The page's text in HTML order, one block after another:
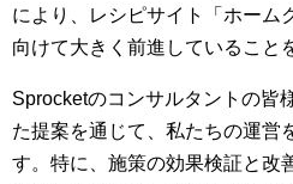
により、レシピサイト「ホーム
向けて大きく前進していること
Sprocketのコンサルタントの皆
た提案を通じて、私たちの運営
す。特に、施策の効果検証と改